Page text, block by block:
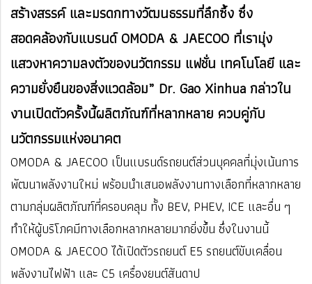
สร้างสรรค์ และมรดกทางวัฒนธรรมที่ลึกซึ้ง ซึ่ง
สอดคล้องกับแบรนด์ OMODA & JAECOO ที่เรามุ่ง
แสวงหาความลงตัวของนวัตกรรม แฟชั่น เทคโนโลยี และ
ความยั่งยืนของสิ่งแวดล้อม” Dr. Gao Xinhua กล่าวใน
งานเปิดตัวครั้งนี้ผลิตภัณฑ์ที่หลากหลาย ควบคู่กับ
นวัตกรรมแห่งอนาคต
OMODA & JAECOO เป็นแบรนด์รถยนต์ส่วนบุคคลที่มุ่งเน้นการ
พัฒนาพลังงานใหม่ พร้อมนำเสนอพลังงานทางเลือกที่หลากหลาย
ตามกลุ่มผลิตภัณฑ์ที่ครอบคลุม ทั้ง BEV, PHEV, ICE และอื่น ๆ
ทำให้ผู้บริโภคมีทางเลือกหลากหลายมากยิ่งขึ้น ซึ่งในงานนี้
OMODA & JAECOO ได้เปิดตัวรถยนต์ E5 รถยนต์ขับเคลื่อน
พลังงานไฟฟ้า และ C5 เครื่องยนต์สันดาป